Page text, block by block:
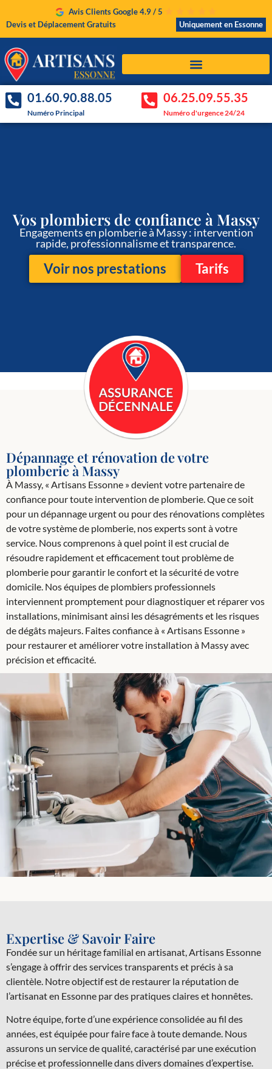
Avis Clients Google 4.9 / 5
Devis et Déplacement Gratuits
Uniquement en Essonne
01.60.90.88.05
Numéro Principal
06.25.09.55.35
Numéro d'urgence 24/24
Vos plombiers de confiance à Massy
Engagements en plomberie à Massy : intervention
rapide, professionnalisme et transparence.
Voir nos prestations Tarifs
Dépannage et rénovation de votre
plomberie à Massy
À Massy, « Artisans Essonne » devient votre partenaire de
confiance pour toute intervention de plomberie. Que ce soit
pour un dépannage urgent ou pour des rénovations complètes
de votre système de plomberie, nos experts sont à votre
service. Nous comprenons à quel point il est crucial de
résoudre rapidement et efficacement tout problème de
plomberie pour garantir le confort et la sécurité de votre
domicile. Nos équipes de plombiers professionnels
interviennent promptement pour diagnostiquer et réparer vos
installations, minimisant ainsi les désagréments et les risques
de dégâts majeurs. Faites confiance à « Artisans Essonne »
pour restaurer et améliorer votre installation à Massy avec
précision et efficacité.
Expertise & Savoir Faire
Fondée sur un héritage familial en artisanat, Artisans Essonne
s’engage à offrir des services transparents et précis à sa
clientèle. Notre objectif est de restaurer la réputation de
l’artisanat en Essonne par des pratiques claires et honnêtes.
Notre équipe, forte d’une expérience consolidée au fil des
années, est équipée pour faire face à toute demande. Nous
assurons un service de qualité, caractérisé par une exécution
précise et professionnelle dans divers domaines d’expertise.